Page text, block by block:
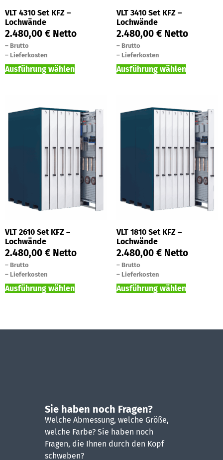
VLT 4310 Set KFZ –
Lochwände
2.480,00 € Netto
– Brutto
– Lieferkosten
Ausführung wählen
VLT 3410 Set KFZ –
Lochwände
2.480,00 € Netto
– Brutto
– Lieferkosten
Ausführung wählen
VLT 2610 Set KFZ –
Lochwände
2.480,00 € Netto
– Brutto
– Lieferkosten
Ausführung wählen
VLT 1810 Set KFZ –
Lochwände
2.480,00 € Netto
– Brutto
– Lieferkosten
Ausführung wählen
Sie haben noch Fragen?
Welche Abmessung, welche Größe,
welche Farbe? Sie haben noch
Fragen, die Ihnen durch den Kopf
schweben?